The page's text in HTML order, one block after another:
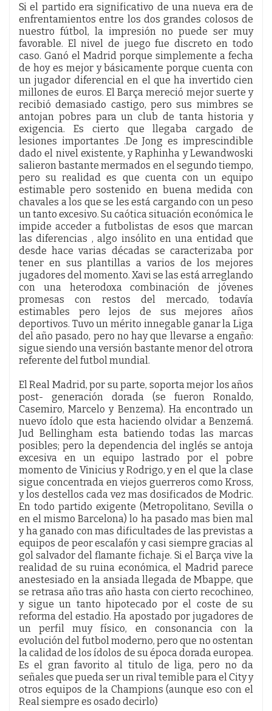
Si el partido era significativo de una nueva era de
enfrentamientos entre los dos grandes colosos de
nuestro fútbol, la impresión no puede ser muy
favorable. El nivel de juego fue discreto en todo
caso. Ganó el Madrid porque simplemente a fecha
de hoy es mejor y básicamente porque cuenta con
un jugador diferencial en el que ha invertido cien
millones de euros. El Barça mereció mejor suerte y
recibió demasiado castigo, pero sus mimbres se
antojan pobres para un club de tanta historia y
exigencia. Es cierto que llegaba cargado de
lesiones importantes .De Jong es imprescindible
dado el nivel existente, y Raphinha y Lewandwoski
salieron bastante mermados en el segundo tiempo,
pero su realidad es que cuenta con un equipo
estimable pero sostenido en buena medida con
chavales a los que se les está cargando con un peso
un tanto excesivo. Su caótica situación económica le
impide acceder a futbolistas de esos que marcan
las diferencias , algo insólito en una entidad que
desde hace varias décadas se caracterizaba por
tener en sus plantillas a varios de los mejores
jugadores del momento. Xavi se las está arreglando
con una heterodoxa combinación de jóvenes
promesas con restos del mercado, todavía
estimables pero lejos de sus mejores años
deportivos. Tuvo un mérito innegable ganar la Liga
del año pasado, pero no hay que llevarse a engaño:
sigue siendo una versión bastante menor del otrora
referente del futbol mundial.
El Real Madrid, por su parte, soporta mejor los años
post- generación dorada (se fueron Ronaldo,
Casemiro, Marcelo y Benzema). Ha encontrado un
nuevo ídolo que esta haciendo olvidar a Benzemá.
Jud Bellingham esta batiendo todas las marcas
posibles; pero la dependencia del inglés se antoja
excesiva en un equipo lastrado por el pobre
momento de Vinicius y Rodrigo, y en el que la clase
sigue concentrada en viejos guerreros como Kross,
y los destellos cada vez mas dosificados de Modric.
En todo partido exigente (Metropolitano, Sevilla o
en el mismo Barcelona) lo ha pasado mas bien mal
y ha ganado con mas dificultades de las previstas a
equipos de peor escalafón y casi siempre gracias al
gol salvador del flamante fichaje. Si el Barça vive la
realidad de su ruina económica, el Madrid parece
anestesiado en la ansiada llegada de Mbappe, que
se retrasa año tras año hasta con cierto recochineo,
y sigue un tanto hipotecado por el coste de su
reforma del estadio. Ha apostado por jugadores de
un perfil muy físico, en consonancia con la
evolución del futbol moderno, pero que no ostentan
la calidad de los ídolos de su época dorada europea.
Es el gran favorito al titulo de liga, pero no da
señales que pueda ser un rival temible para el City y
otros equipos de la Champions (aunque eso con el
Real siempre es osado decirlo)